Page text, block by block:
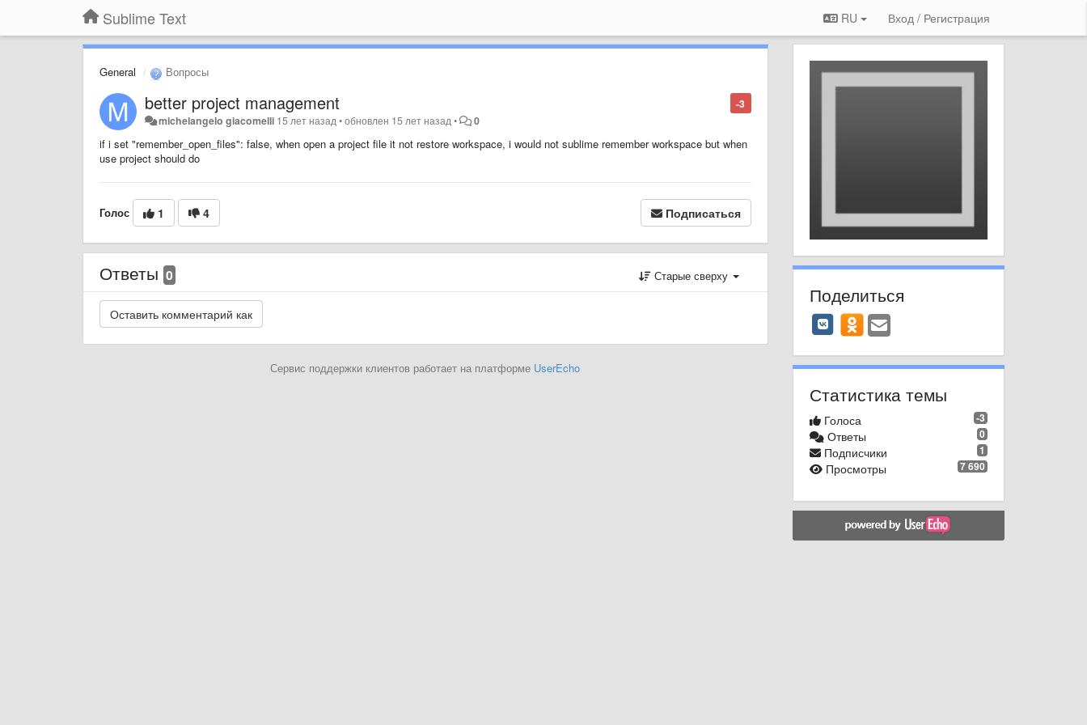
Sublime Text RU Вход / Регистрация
General Вопросы
-3
better project management
michelangelo giacomelli 15 лет назад •обновлен 15 лет назад • 0
if i set "remember_open_files": false, when open a project file it not restore workspace, i would not sublime remember workspace but when
use project should do
Голос 1 4 Подписаться
Ответы 0 Старые сверху
Сервис поддержки клиентов работает на платформе UserEcho
Поделиться
Статистика темы
-3
Голоса
0
Ответы
1
Подписчики
7 690
Просмотры